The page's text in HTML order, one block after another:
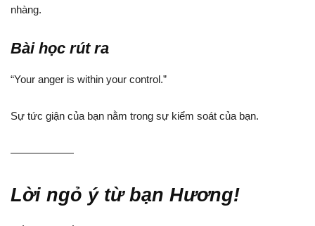
nhàng.
Bài học rút ra
“Your anger is within your control.”
Sự tức giận của bạn nằm trong sự kiểm soát của bạn.
——————
Lời ngỏ ý từ bạn Hương!